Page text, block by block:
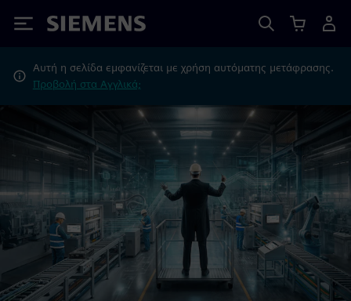
Siemens
Αυτή η σελίδα εμφανίζεται με χρήση αυτόματης μετάφρασης.
Προβολή στα Αγγλικά;